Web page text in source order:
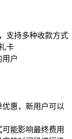
支持多种收款方式
卡
用户
优惠，新用户可以
可能影响最终费用